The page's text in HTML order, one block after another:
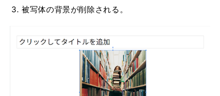
被写体の背景が削除される。